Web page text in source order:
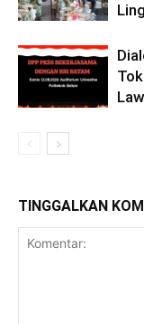
TINGGALKAN